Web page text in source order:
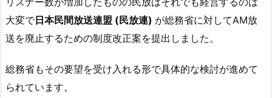
大変で日本民間放送連盟 (民放連) が総務省に対してAM放
送を廃止するための制度改正案を提出しました。
総務省もその要望を受け入れる形で具体的な検討が進めて
られています。